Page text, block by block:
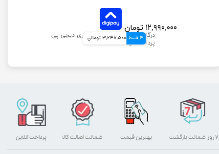
۱۲,۹۹۰,۰۰۰ تومان
4 قسط 3,247,500 تومانی
بهترین قیمت پرداخت آنلاین ۷ روز ضمانت بازگشت ضمانت اصالت کالا